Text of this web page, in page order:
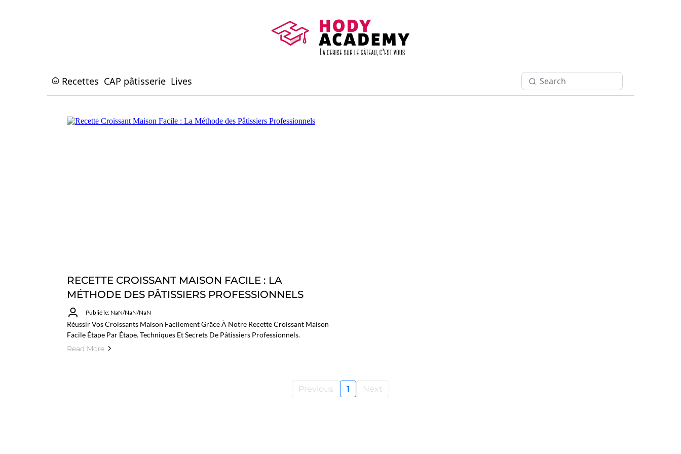
Recettes CAP pâtisserie Lives
RECETTE CROISSANT MAISON FACILE : LA
MÉTHODE DES PÂTISSIERS PROFESSIONNELS
Publié le: NaN/NaN/NaN
Réussir Vos Croissants Maison Facilement Grâce À Notre Recette Croissant Maison
Facile Étape Par Étape. Techniques Et Secrets De Pâtissiers Professionnels.
Read More
Previous 1 Next